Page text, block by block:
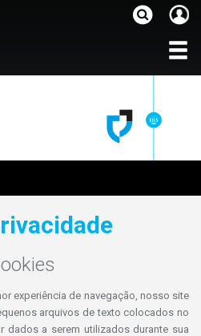
experiência de navegação, nosso site
arquivos de texto colocados no
dados a serem utilizados durante sua